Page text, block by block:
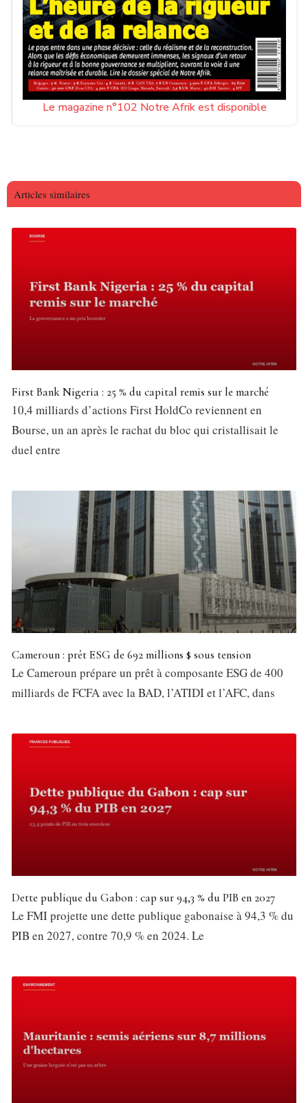
Le magazine n°102 Notre Afrik est disponible
Articles similaires
First Bank Nigeria : 25 % du capital remis sur le marché
10,4 milliards d’actions First HoldCo reviennent en
Bourse, un an après le rachat du bloc qui cristallisait le
duel entre
Cameroun : prêt ESG de 692 millions $ sous tension
Le Cameroun prépare un prêt à composante ESG de 400
milliards de FCFA avec la BAD, l’ATIDI et l’AFC, dans
Dette publique du Gabon : cap sur 94,3 % du PIB en 2027
Le FMI projette une dette publique gabonaise à 94,3 % du
PIB en 2027, contre 70,9 % en 2024. Le